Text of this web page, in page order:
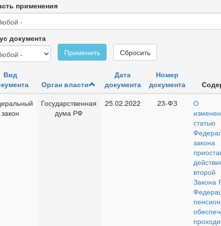
применения
документа
Применить
Сбросить
Вид
Орган власти
Дата
документа
Номер
документа
закон
Государственная
дума РФ
25.02.2022 23-ФЗ
О
второй
Закона